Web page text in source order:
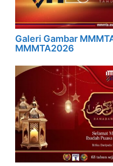
Galeri Gambar
MMMTA2026